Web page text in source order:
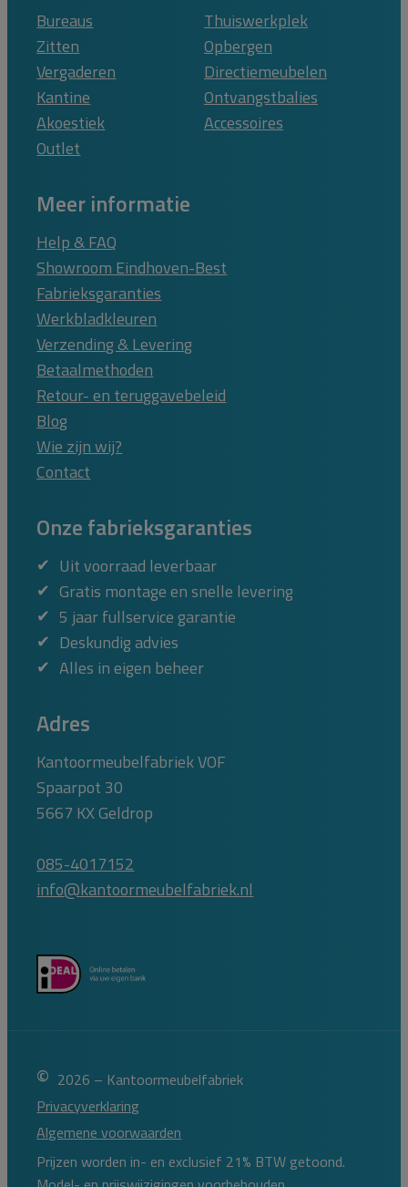
Bureaus
Thuiswerkplek
Zitten
Opbergen
Vergaderen
Directiemeubelen
Kantine
Ontvangstbalies
Akoestiek
Accessoires
Outlet
Meer informatie
Help & FAQ
Showroom Eindhoven-Best
Fabrieksgaranties
Werkbladkleuren
Verzending & Levering
Betaalmethoden
Retour- en teruggavebeleid
Blog
Wie zijn wij?
Contact
Onze fabrieksgaranties
Uit voorraad leverbaar
Gratis montage en snelle levering
5 jaar fullservice garantie
Deskundig advies
Alles in eigen beheer
Adres
Kantoormeubelfabriek VOF
Spaarpot 30
5667 KX Geldrop
085-4017152
info@kantoormeubelfabriek.nl
© 2026 – Kantoormeubelfabriek
Privacyverklaring
Algemene voorwaarden
Prijzen worden in- en exclusief 21% BTW getoond.